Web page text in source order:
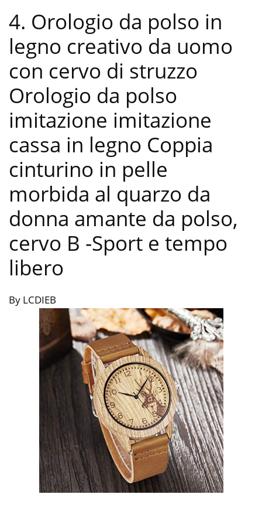
4. Orologio da polso in
legno creativo da uomo
con cervo di struzzo
Orologio da polso
imitazione imitazione
cassa in legno Coppia
cinturino in pelle
morbida al quarzo da
donna amante da polso,
cervo B -Sport e tempo
libero
By LCDIEB